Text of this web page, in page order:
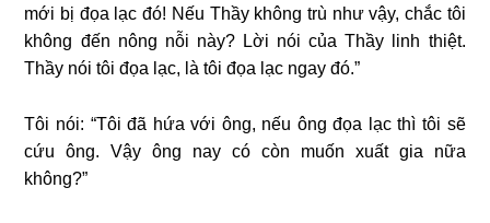
mới bị đọa lạc đó! Nếu Thầy không trù như vậy, chắc tôi
không đến nông nỗi này? Lời nói của Thầy linh thiệt.
Thầy nói tôi đọa lạc, là tôi đọa lạc ngay đó.”
Tôi nói: “Tôi đã hứa với ông, nếu ông đọa lạc thì tôi sẽ
cứu ông. Vậy ông nay có còn muốn xuất gia nữa
không?”